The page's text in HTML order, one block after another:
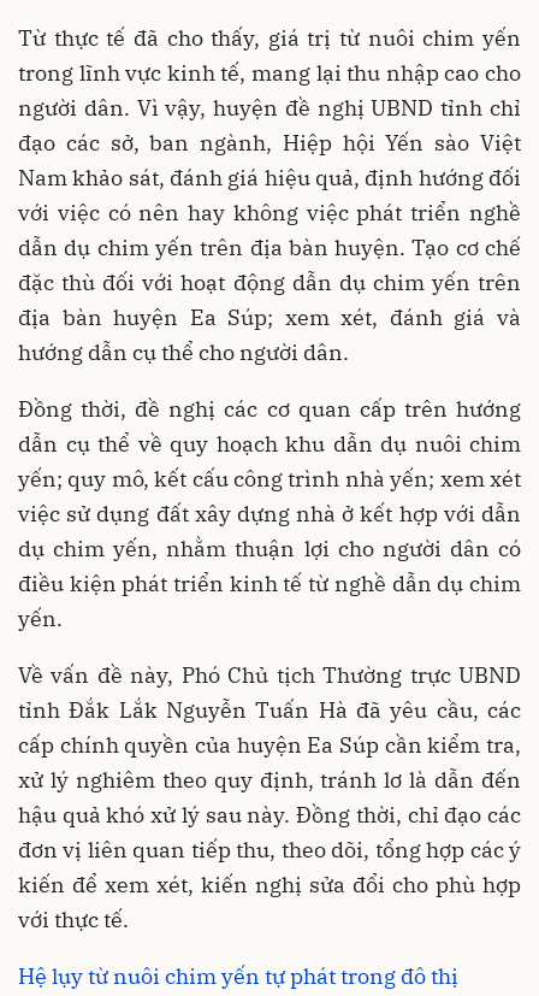
Từ thực tế đã cho thấy, giá trị từ nuôi chim yến
trong lĩnh vực kinh tế, mang lại thu nhập cao cho
người dân. Vì vậy, huyện đề nghị UBND tỉnh chỉ
đạo các sở, ban ngành, Hiệp hội Yến sào Việt
Nam khảo sát, đánh giá hiệu quả, định hướng đối
với việc có nên hay không việc phát triển nghề
dẫn dụ chim yến trên địa bàn huyện. Tạo cơ chế
đặc thù đối với hoạt động dẫn dụ chim yến trên
địa bàn huyện Ea Súp; xem xét, đánh giá và
hướng dẫn cụ thể cho người dân.
Đồng thời, đề nghị các cơ quan cấp trên hướng
dẫn cụ thể về quy hoạch khu dẫn dụ nuôi chim
yến; quy mô, kết cấu công trình nhà yến; xem xét
việc sử dụng đất xây dựng nhà ở kết hợp với dẫn
dụ chim yến, nhằm thuận lợi cho người dân có
điều kiện phát triển kinh tế từ nghề dẫn dụ chim
yến.
Về vấn đề này, Phó Chủ tịch Thường trực UBND
tỉnh Đắk Lắk Nguyễn Tuấn Hà đã yêu cầu, các
cấp chính quyền của huyện Ea Súp cần kiểm tra,
xử lý nghiêm theo quy định, tránh lơ là dẫn đến
hậu quả khó xử lý sau này. Đồng thời, chỉ đạo các
đơn vị liên quan tiếp thu, theo dõi, tổng hợp các ý
kiến để xem xét, kiến nghị sửa đổi cho phù hợp
với thực tế.
Hệ lụy từ nuôi chim yến tự phát trong đô thị